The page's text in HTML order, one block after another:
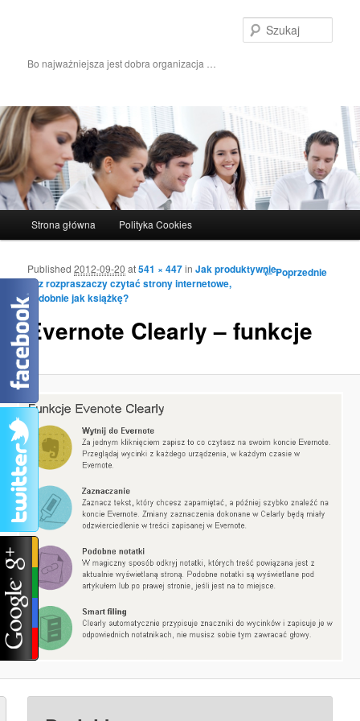
Bo najważniejsza jest dobra organizacja …
Przeskocz do tekstu
Przeskocz do widgetów
Strona główna Polityka Cookies
Nawigacja po obrazkach ← Poprzednie
Evernote Clearly – funkcje
Published2012-09-20 at541 × 447inJak produktywnie,
bez rozpraszaczy czytać strony internetowe,
podobnie jak książkę?